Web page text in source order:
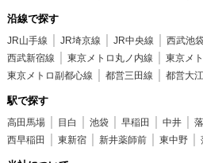
沿線で探す
JR山手線 JR埼京線 JR中央線 西武池
西武新宿線
東京メトロ丸ノ内線
東京メ
東京メトロ副都心線
都営三田線 都営大
駅で探す
高田馬場 目白 池袋 早稲田 中井
西早稲田
東新宿 新井薬師前 東中野